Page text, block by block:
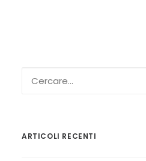
ARTICOLI RECENTI